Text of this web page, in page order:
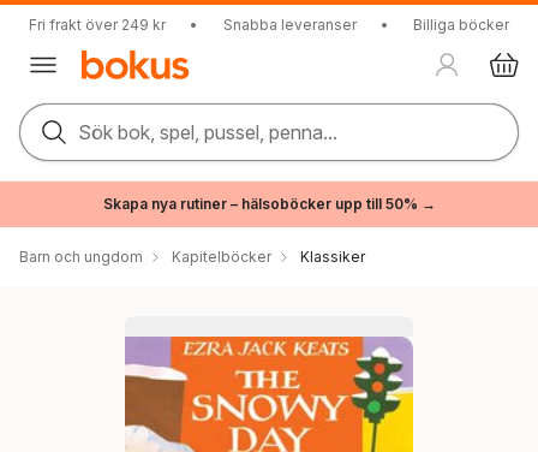
Fri frakt över 249 kr • Snabba leveranser • Billiga böcker
Sök bok, spel, pussel, penna...
Skapa nya rutiner – hälsoböcker upp till 50% →
Barn och ungdom Kapitelböcker Klassiker